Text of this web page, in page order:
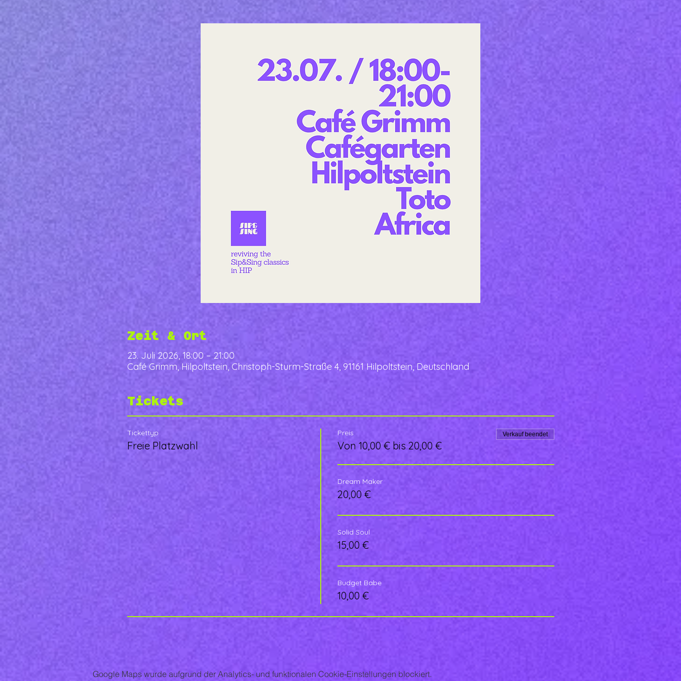
Zeit & Ort
23. Juli 2026, 18:00 – 21:00
Café Grimm, Hilpoltstein, Christoph-Sturm-Straße 4, 91161 Hilpoltstein, Deutschland
Tickets
Tickettyp
Freie Platzwahl
Preis
Von 10,00 € bis 20,00 €
Verkauf beendet
Dream Maker
20,00 €
Solid Soul
15,00 €
Budget Babe
10,00 €
Google Maps wurde aufgrund der Analytics- und funktionalen Cookie-Einstellungen blockiert.